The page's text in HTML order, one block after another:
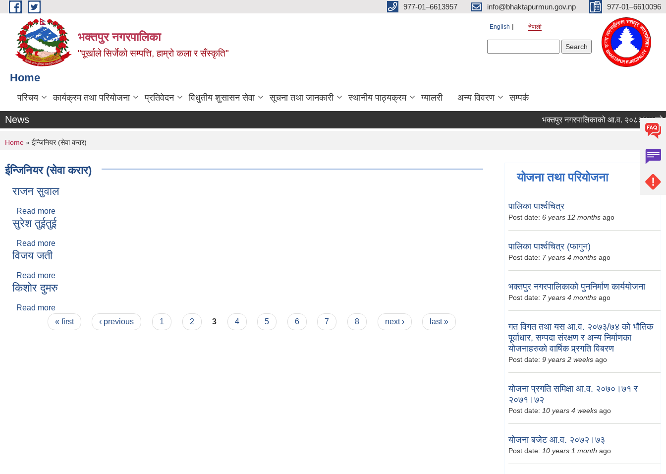
Skip to main content 977-01–6613957 info@bhaktapurmun.gov.np 977-01–6610096
भक्तपुर नगरपालिका
"पूर्खाले सिर्जेको सम्पत्ति, हाम्रो कला र सँस्कृति"
English नेपाली
Home
परिचय कार्यक्रम तथा परियोजना प्रतिवेदन विधुतीय शुसासन सेवा सूचना तथा जानकारी स्थानीय पाठ्यक्रम ग्यालरी अन्य विवरण सम्पर्क
News भक्तपुर नगरपालिकाको आ.व. २०८३/८४ को
You are here
Home » ईन्जिनियर (सेवा करार)
ईन्जिनियर (सेवा करार)
राजन सुवाल
Read more
सुरेश तुईतुई
Read more
विजय जती
Read more
किशोर दुमरु
Read more
Pages « first ‹ previous 1 2 3 4 5 6 7 8 next › last »
योजना तथा परियोजना
पालिका पार्श्वचित्र
Post date: 6 years 12 months ago
पालिका पार्श्वचित्र (फागुन)
Post date: 7 years 4 months ago
भक्तपुर नगरपालिकाको पुननिर्माण कार्ययोजना
Post date: 7 years 4 months ago
गत विगत तथा यस आ.व. २०७३/७४ को भौतिक
पूूर्वाधार, सम्पदा संरक्षण र अन्य निर्माणका
योजनाहरुको वार्षिक प्र्रगति विबरण
Post date: 9 years 2 weeks ago
योजना प्रगति समिक्षा आ.व. २०७०।७१ र
२०७१।७२
Post date: 10 years 4 weeks ago
योजना बजेट आ.व. २०७२।७३
Post date: 10 years 1 month ago